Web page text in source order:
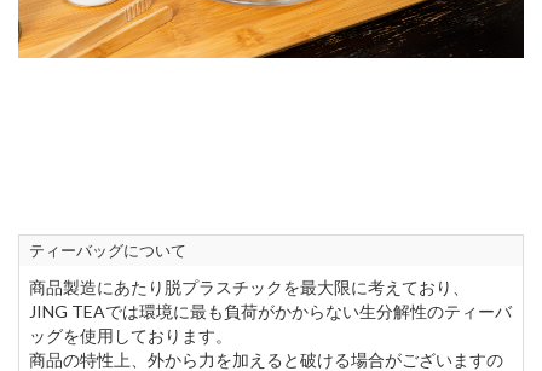
ティーバッグについて
商品製造にあたり脱プラスチックを最大限に考えており、
JING TEAでは環境に最も負荷がかからない生分解性のティーバ
ッグを使用しております。
商品の特性上、外から力を加えると破ける場合がございますの